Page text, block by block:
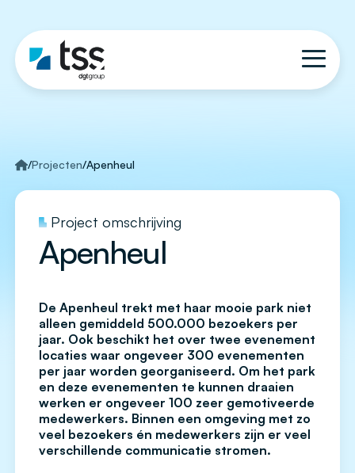
/Projecten/Apenheul
Project omschrijving
Apenheul
De Apenheul trekt met haar mooie park niet
alleen gemiddeld 500.000 bezoekers per
jaar. Ook beschikt het over twee evenement
locaties waar ongeveer 300 evenementen
per jaar worden georganiseerd. Om het park
en deze evenementen te kunnen draaien
werken er ongeveer 100 zeer gemotiveerde
medewerkers. Binnen een omgeving met zo
veel bezoekers én medewerkers zijn er veel
verschillende communicatie stromen.